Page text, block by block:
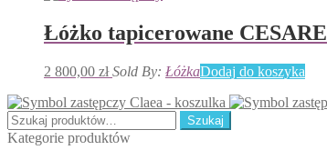
Łóżko tapicerowane CESARE
2 800,00 zł Sold By: ŁóżkaDodaj do koszyka
Claea - koszulka
Szukaj:
Szukaj
Kategorie produktów